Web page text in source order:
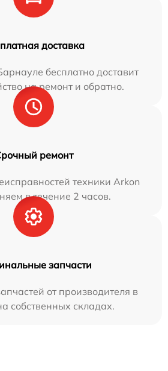
доставка
бесплатно доставит
на ремонт и обратно.
ремонт
техники Arkon
в течение 2 часов.
запчасти
от производителя в
собственных складах.